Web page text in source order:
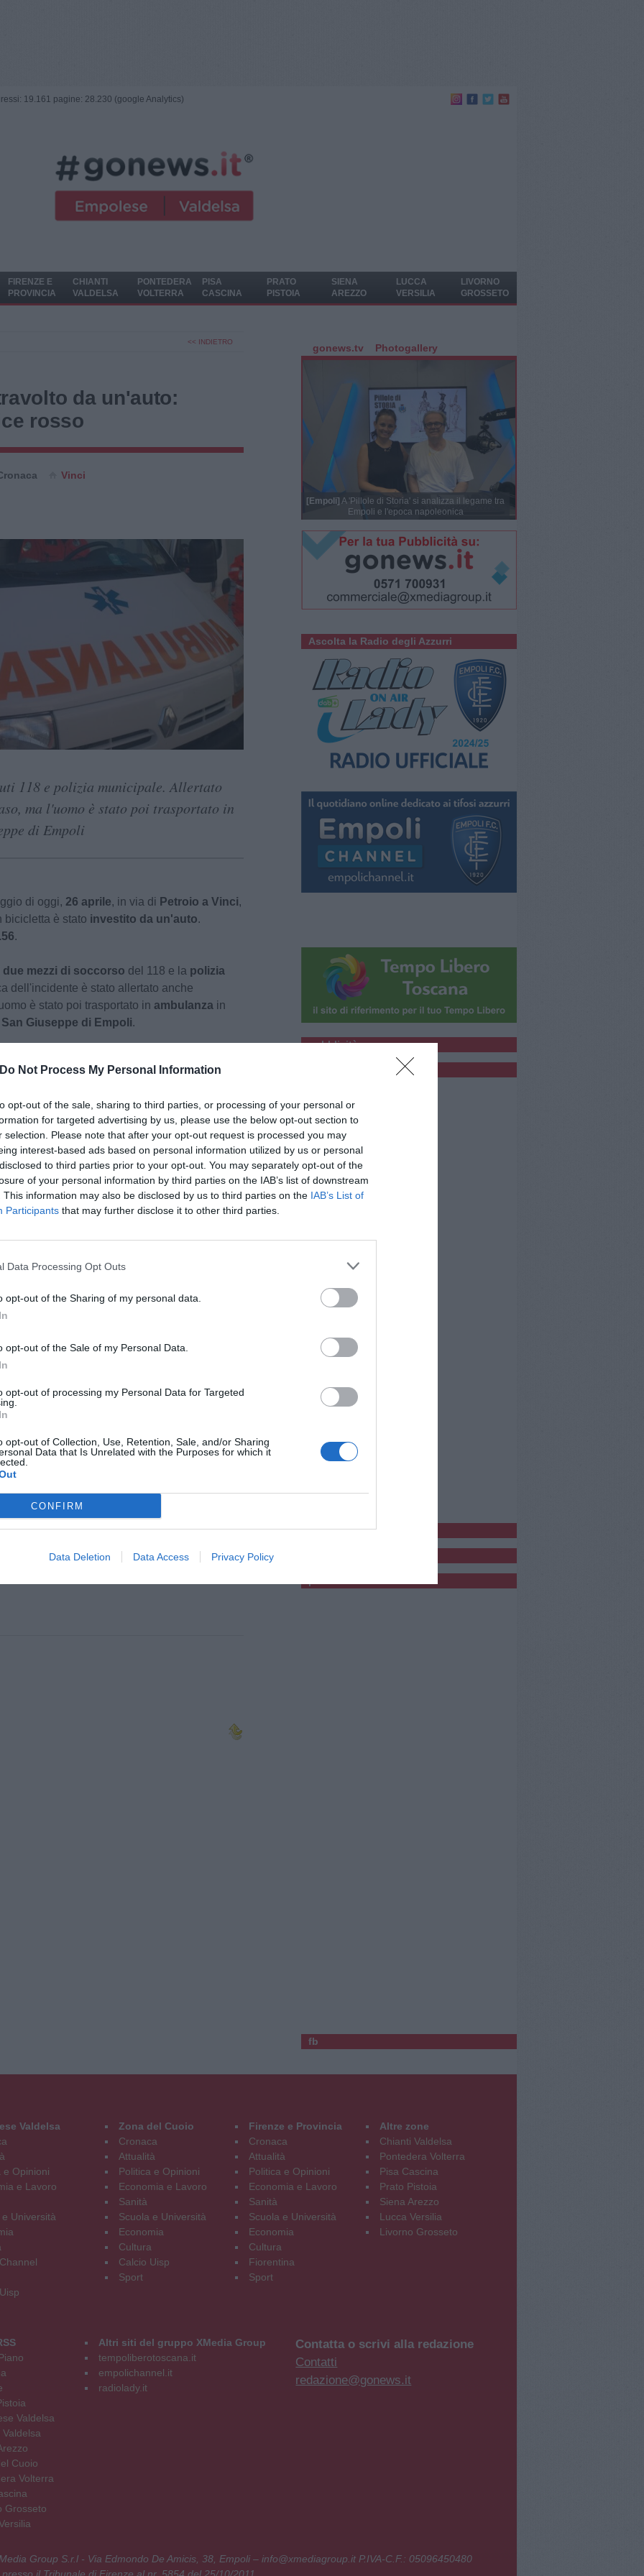
Do Not Process My Personal Information
opt-out of the sale, sharing to third parties, or processing of your personal or
for targeted advertising by us, please use the below opt-out section to
selection. Please note that after your opt-out request is processed you may
interest-based ads based on personal information utilized by us or personal
to third parties prior to your opt-out. You may separately opt-out of the
of your personal information by third parties on the IAB’s list of downstream
This information may also be disclosed by us to third parties on the IAB’s List of
Participants that may further disclose it to other third parties.
Data Processing Opt Outs
opt-out of the Sharing of my personal data.
opt-out of the Sale of my Personal Data.
opt-out of processing my Personal Data for Targeted
opt-out of Collection, Use, Retention, Sale, and/or Sharing
Data that Is Unrelated with the Purposes for which it
CONFIRM
Data Deletion Data Access Privacy Policy
19.161 pagine: 28.230 (google Analytics)
FIRENZE E
PROVINCIA
CHIANTI
VALDELSA
PONTEDERA
VOLTERRA
PISA
CASCINA
PRATO
PISTOIA
SIENA
AREZZO
LUCCA
VERSILIA
LIVORNO
GROSSETO
<< INDIETRO
da un'auto:
rosso
Vinci
118 e polizia municipale. Allertato
ma l'uomo è stato poi trasportato in
di Empoli
di oggi, 26 aprile, in via di Petroio a Vinci,
bicicletta è stato investito da un'auto.
.
mezzi di soccorso del 118 e la polizia
dell'incidente è stato allertato anche
è stato poi trasportato in ambulanza in
San Giuseppe di Empoli.
Ilva Spalletti, madre del
della Juventus
anni è scomparsa Ilva Spalletti, madre di
Spalletti, allenatore della Juventus. Viveva
anni a Sovigliana, nel comune di Vinci,
detto 'Leone'
piange la scomparsa di 'Leone', al secolo
colonne della frazione di Spicchio,
della Sagra della Chiocciola e dirigente
con spaccata in un bar di Sovigliana:
un furto con spaccata in un bar di
nel comune di Vinci, in via Cairoli. I ladri
gonews.tv Photogallery
[Empoli] A 'Pillole di Storia' si analizza il legame tra
Empoli e l'epoca napoleonica
Ascolta la Radio degli Azzurri
pubblicità
pubblicitàCl
fb
Valdelsa
e Opinioni
e Lavoro
e Università
Zona del Cuoio
Cronaca
Attualità
Politica e Opinioni
Economia e Lavoro
Sanità
Scuola e Università
Economia
Cultura
Calcio Uisp
Sport
Firenze e Provincia
Cronaca
Attualità
Politica e Opinioni
Economia e Lavoro
Sanità
Scuola e Università
Economia
Cultura
Fiorentina
Sport
Altre zone
Chianti Valdelsa
Pontedera Volterra
Pisa Cascina
Prato Pistoia
Siena Arezzo
Lucca Versilia
Livorno Grosseto
Valdelsa
Valdelsa
Cuoio
Volterra
Grosseto
Altri siti del gruppo XMedia Group
tempoliberotoscana.it
empolichannel.it
radiolady.it
Contatta o scrivi alla redazione
Contatti
redazione@gonews.it
Group S.r.l - Via Edmondo De Amicis, 38, Empoli – info@xmediagroup.it P.IVA-C.F.: 05096450480